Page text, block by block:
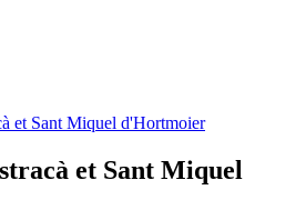
et Sant Miquel d'Hortmoier
et Sant Miquel